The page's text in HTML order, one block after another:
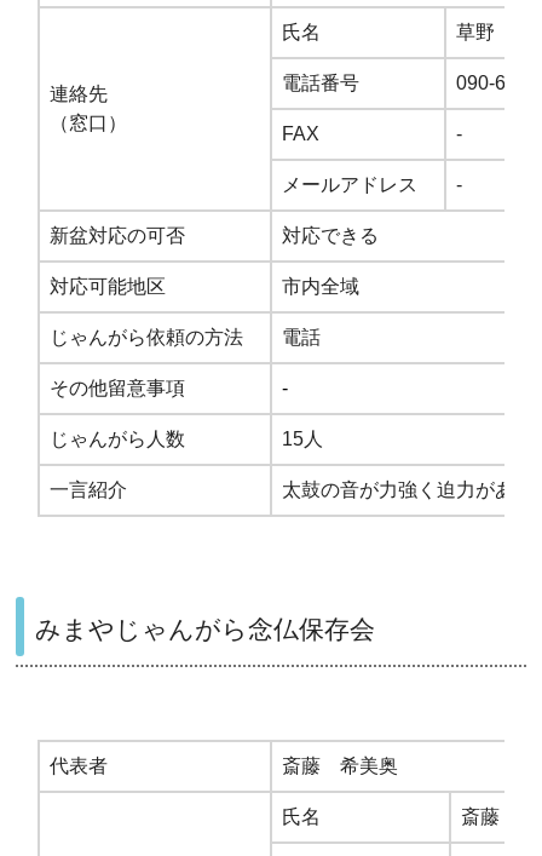
連絡先
（窓口）
氏名 草野 恭
電話番号 090-
FAX -
メールアドレス -
新盆対応の可否 対応できる
対応可能地区 市内全域
じゃんがら依頼の方法 電話
その他留意事項 -
じゃんがら人数 15人
一言紹介 太鼓の音が力強く迫力がある
みまやじゃんがら念仏保存会
代表者 斎藤 希美奥
氏名 斎藤 希